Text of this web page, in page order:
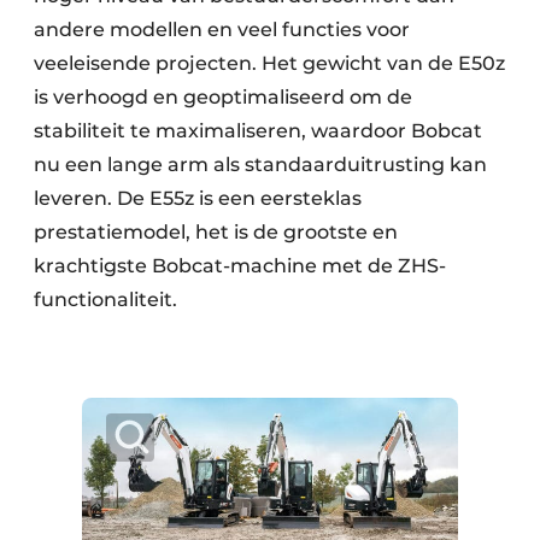
andere modellen en veel functies voor
veeleisende projecten. Het gewicht van de E50z
is verhoogd en geoptimaliseerd om de
stabiliteit te maximaliseren, waardoor Bobcat
nu een lange arm als standaarduitrusting kan
leveren. De E55z is een eersteklas
prestatiemodel, het is de grootste en
krachtigste Bobcat-machine met de ZHS-
functionaliteit.